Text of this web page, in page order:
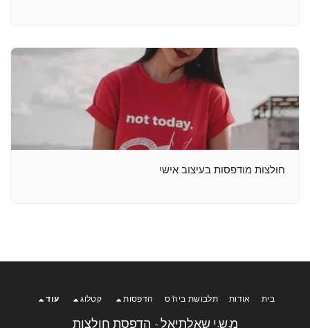
חולצות מודפסות בעיצוב אישי
מ.ש.י שאלתיאל - הדפסת חולצות
בית אודות תלבושת ביה"ס הדפסות קטלוג עוד